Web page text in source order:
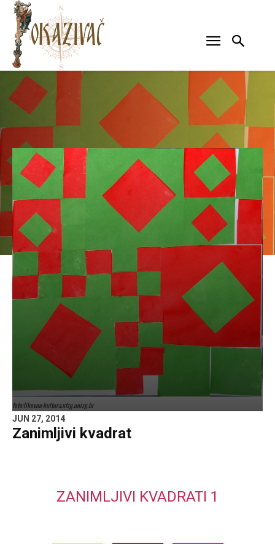
foto:likovna-kultura.ufzg.unizg.hr
JUN 27, 2014
Zanimljivi kvadrat
ZANIMLJIVI KVADRATI 1